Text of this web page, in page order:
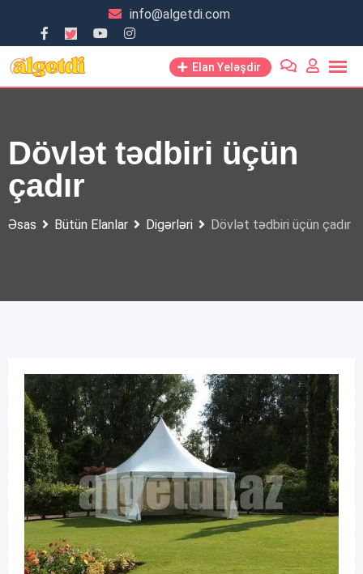
content
info@algetdi.com
Elan Yeləşdir
Dövlət tədbiri üçün
çadır
Əsas Bütün Elanlar Digərləri Dövlət tədbiri üçün çadır